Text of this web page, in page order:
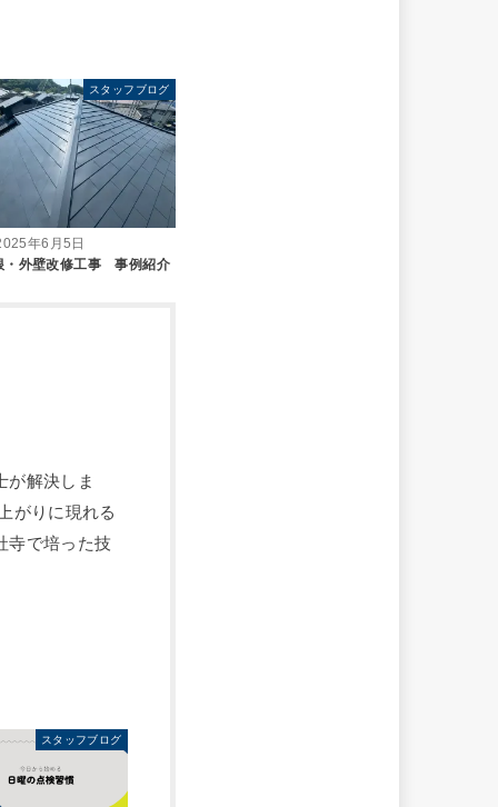
スタッフブログ
年6月5日
・外壁改修工事 事例紹介
が解決しま
がりに現れる
寺で培った技
スタッフブログ